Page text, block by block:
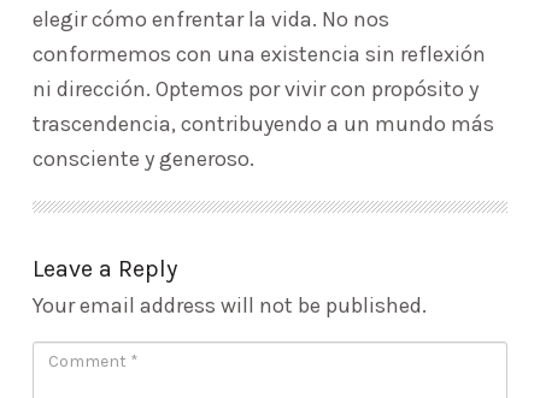
elegir cómo enfrentar la vida. No nos
conformemos con una existencia sin reflexión
ni dirección. Optemos por vivir con propósito y
trascendencia, contribuyendo a un mundo más
consciente y generoso.
Leave a Reply
Your email address will not be published.